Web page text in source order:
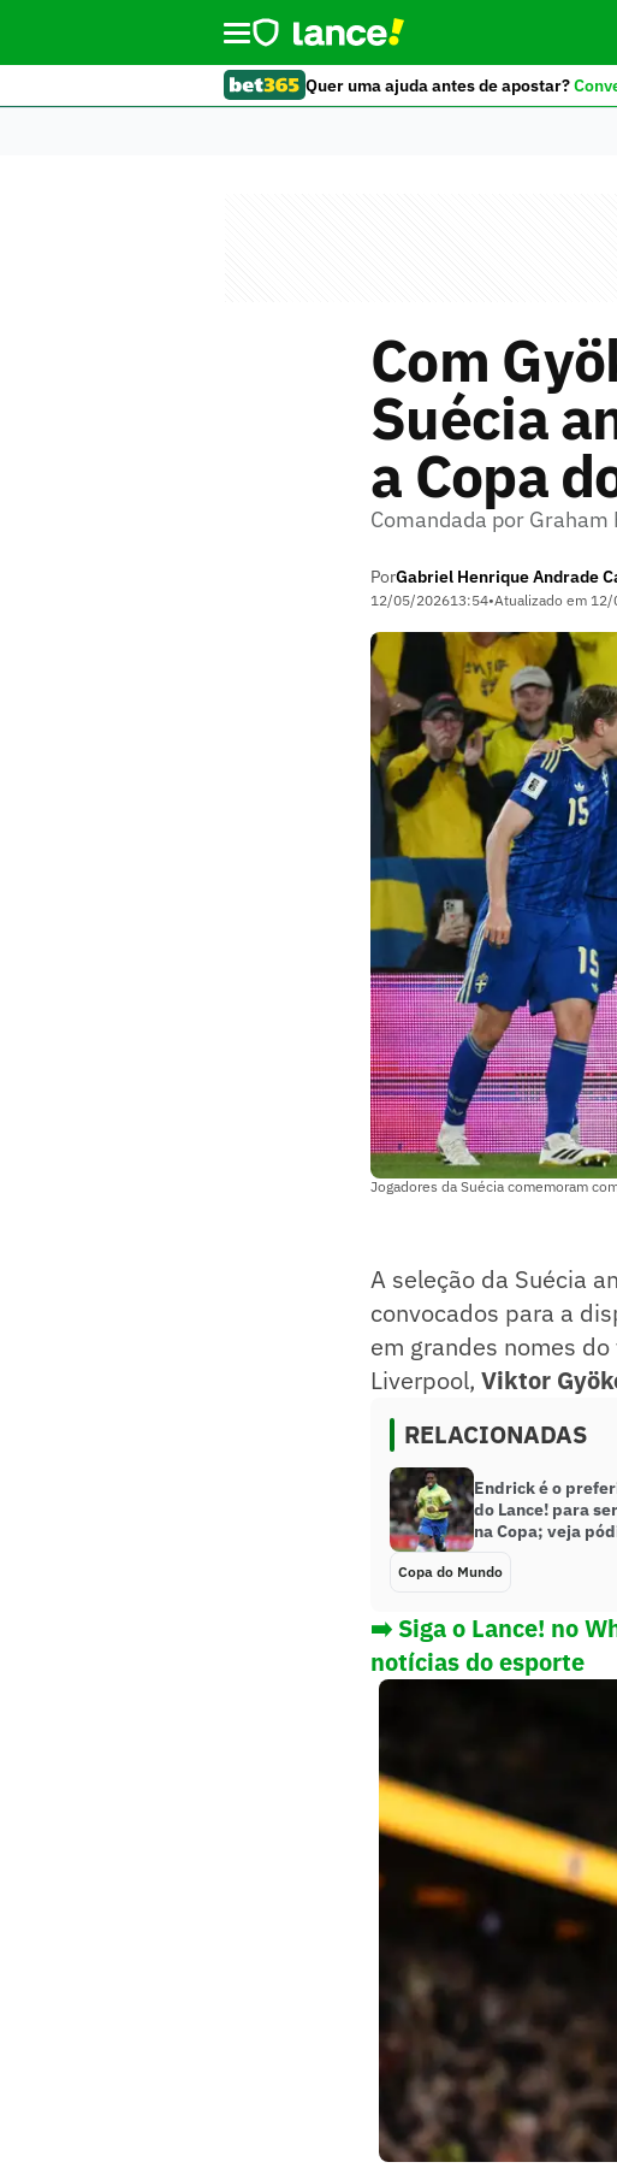
Quer uma ajuda antes de apostar?
Com
Suécia
a Copa
Comandada por
PorGabriel Henrique Andrade
12/05/202613:54•Atualizado em 12/
Jogadores da Suécia comemoram
A seleção da Suécia
convocados para a
em grandes nomes
Liverpool, Viktor
RELACIONADAS
Endrick é o
do Lance! para
na Copa; veja
Copa do Mundo
➡️ Siga o Lance! no
notícias do esporte